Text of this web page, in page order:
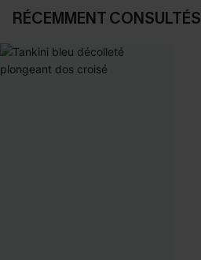
RÉCEMMENT CONSULTÉS